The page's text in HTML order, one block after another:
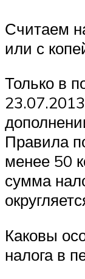
Считаем
или с
Только в
Правила
менее 50
сумма
Каковы
налога в